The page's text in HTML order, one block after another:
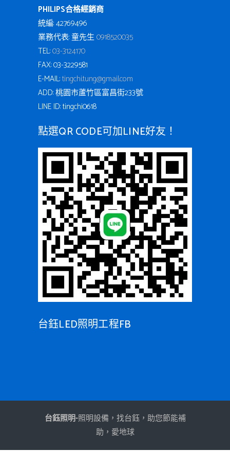
PHILIPS合格經銷商
統編: 42769496
業務代表: 童先生0918520035
TEL:03-3124170
FAX: 03-3229581
E-MAIL:tingchi.tung@gmail.com
ADD: 桃園市蘆竹區富昌街233號
LINE ID: tingchi0618
點選QR CODE可加LINE好友！
台鈺LED照明工程FB
台鈺照明-照明設備，找台鈺，助您節能補
助，愛地球